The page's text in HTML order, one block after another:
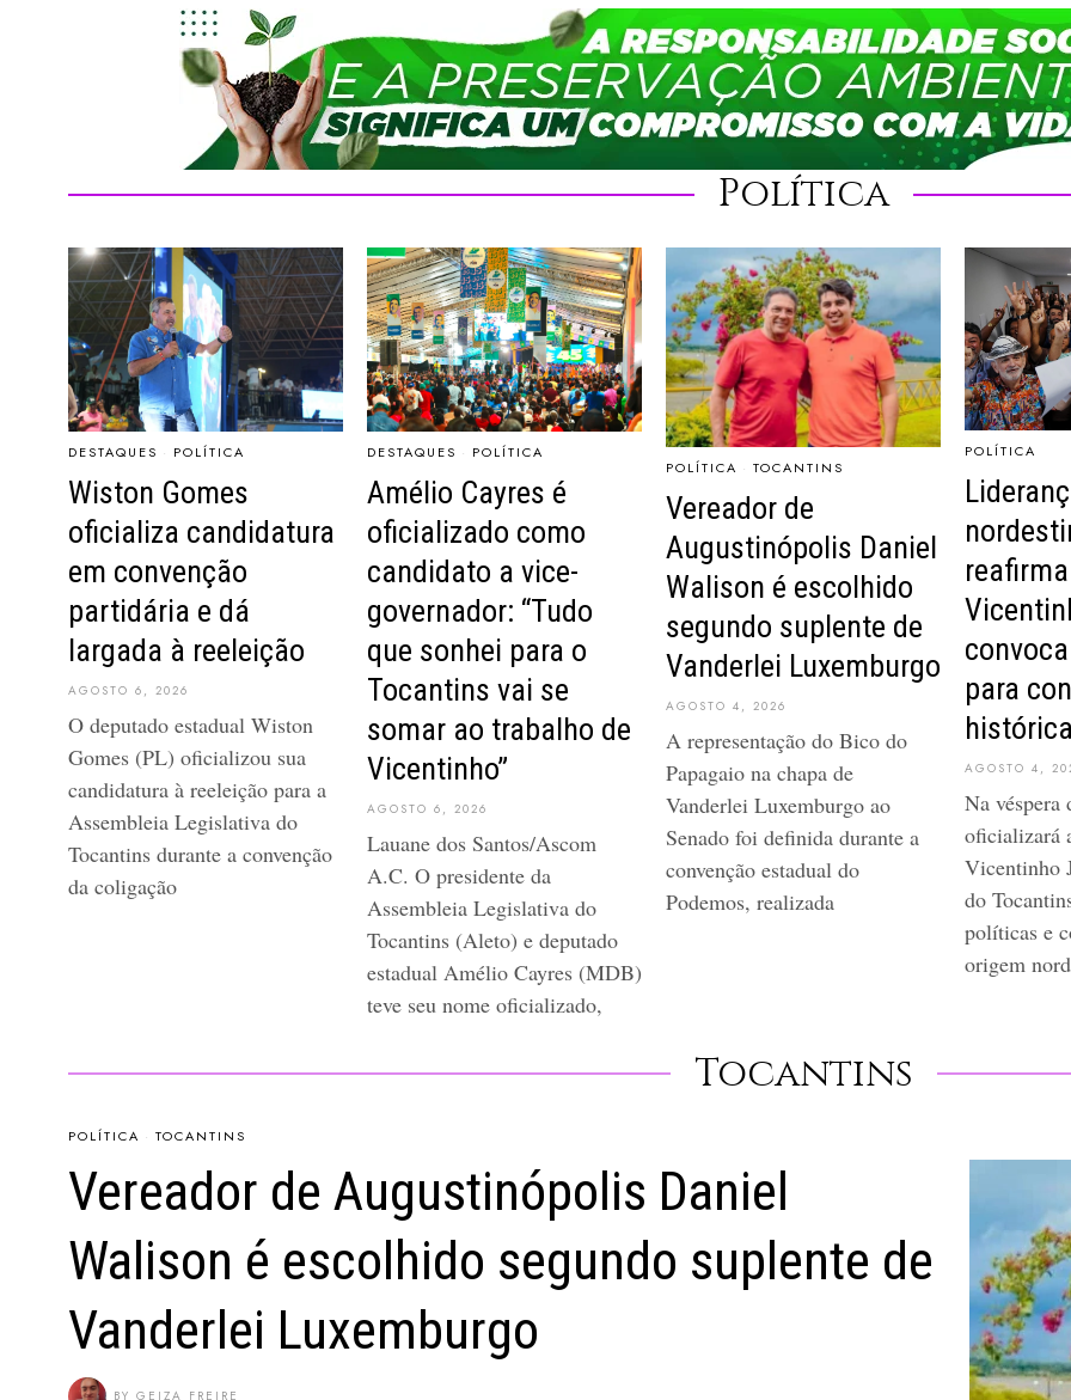
Política
DESTAQUES · POLÍTICA
Wiston Gomes
oficializa candidatura
em convenção
partidária e dá
largada à reeleição
AGOSTO 6, 2026
O deputado estadual Wiston
Gomes (PL) oficializou sua
candidatura à reeleição para a
Assembleia Legislativa do
Tocantins durante a convenção
da coligação
DESTAQUES · POLÍTICA
Amélio Cayres é
oficializado como
candidato a vice-
governador: “Tudo
que sonhei para o
Tocantins vai se
somar ao trabalho de
Vicentinho”
AGOSTO 6, 2026
Lauane dos Santos/Ascom
A.C. O presidente da
Assembleia Legislativa do
Tocantins (Aleto) e deputado
estadual Amélio Cayres (MDB)
teve seu nome oficializado,
POLÍTICA · TOCANTINS
Vereador de
Augustinópolis Daniel
Walison é escolhido
segundo suplente de
Vanderlei Luxemburgo
AGOSTO 4, 2026
A representação do Bico do
Papagaio na chapa de
Vanderlei Luxemburgo ao
Senado foi definida durante a
convenção estadual do
Podemos, realizada
POLÍTICA
para
AGOSTO 4,
Na véspera
oficializará
Vicentinho
do
políticas e
origem
Tocantins
POLÍTICA · TOCANTINS
Vereador de Augustinópolis Daniel
Walison é escolhido segundo suplente de
Vanderlei Luxemburgo
BY GEIZA FREIRE